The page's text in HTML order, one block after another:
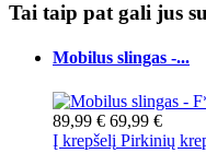
Tai taip pat gali jus
Mobilus slingas -...
89,99 € 69,99 €
Į krepšelį Pirkinių